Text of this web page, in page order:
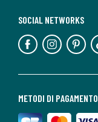
METODI DI PAGAMENTO
SOCIAL NETWORKS